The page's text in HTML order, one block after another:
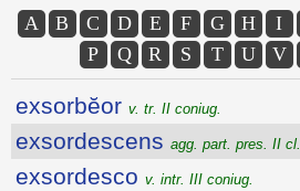
A B C D E F G H I
P
Q R S T U V
exsorbĕor v. tr. II coniug.
exsordescens agg. part. pres. II cl.
exsordesco v. intr. III coniug.